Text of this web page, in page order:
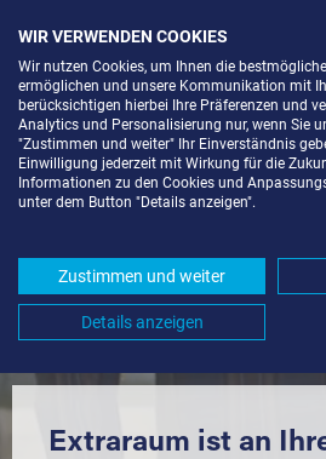
LAGERBOX IN
UMGEBUNG *
Komfortabel einlagern
Extraraum ist an
WIR VERWENDEN COOKIES
Wir nutzen Cookies, um Ihnen die
ermöglichen und unsere Kommunikation mit
berücksichtigen hierbei Ihre Präferenzen und
Analytics und Personalisierung nur, wenn Sie
"Zustimmen und weiter" Ihr Einverständnis
Einwilligung jederzeit mit Wirkung für die
Informationen zu den Cookies und
unter dem Button "Details anzeigen".
Zustimmen und weiter
Details anzeigen